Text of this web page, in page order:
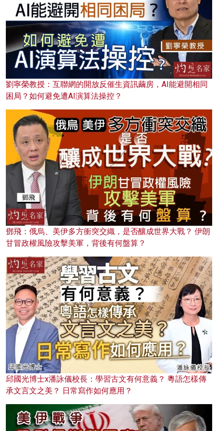
劉寧榮教授：互聯網的開放反催生資訊繭房，AI能避開相同
困局？如何避免遭AI演算法操控？
鄧飛：俄烏、美伊多方衝突交織，是否釀成世界大戰？ 伊朗
甘冒政權風險攻擊美軍，背後有何盤算？
邱國光博士x潘詠儀校長：學習古文有何意義？ 粵語怎樣傳
承文言文之美？ 日常寫作如何應用？